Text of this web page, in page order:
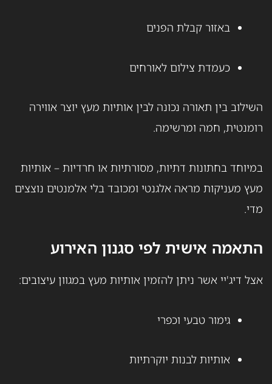
באזור קבלת הפנים
כעמדת צילום לאורחים
השילוב בין תאורה נכונה לבין אותיות מעץ יוצר אווירה
רומנטית, חמה ומרשימה.
במיוחד בחתונות דתיות, מסורתיות או חרדיות – אותיות
מעץ מעניקות מראה אלגנטי ומכובד בלי אלמנטים נוצצים
מדי.
התאמה אישית לפי סגנון האירוע
אצל דיג'יי אשר ניתן להזמין אותיות מעץ במגוון עיצובים:
גימור טבעי וכפרי
אותיות לבנות יוקרתיות